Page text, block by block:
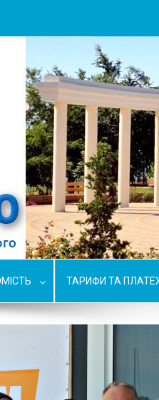
ТАРИФИ ТА